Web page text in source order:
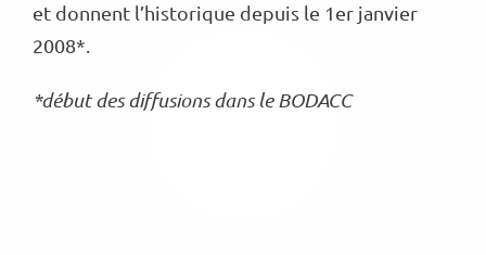
et donnent l’historique depuis le 1er janvier
2008*.
*début des diffusions dans le BODACC